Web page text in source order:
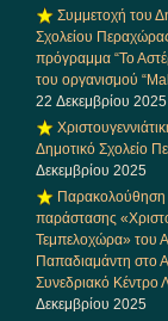
Συμμετοχή του
Σχολείου
πρόγραμμα “Το
του οργανισμού
22 Δεκεμβρίου 2025
Δημοτικό Σχολείο
Δεκεμβρίου 2025
Παρακολούθηση
παράστασης
Τεμπελοχώρα» του
Παπαδιαμάντη στο
Συνεδριακό Κέντρο
Δεκεμβρίου 2025